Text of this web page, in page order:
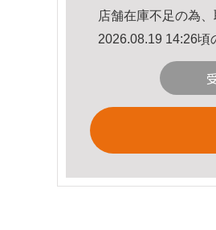
店舗在庫不足の為
2026.08.19 14:26頃